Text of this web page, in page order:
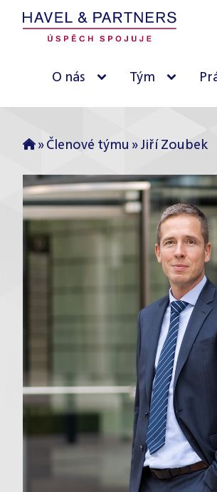
O nás Tým
» Členové týmu » Jiří Zoubek